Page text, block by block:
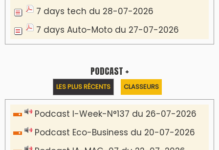
7 days tech du 28-07-2026
7 days Auto-Moto du 27-07-2026
PODCAST +
LES PLUS RÉCENTS CLASSEURS
Podcast I-Week-N°137 du 26-07-2026
Podcast Eco-Business du 20-07-2026